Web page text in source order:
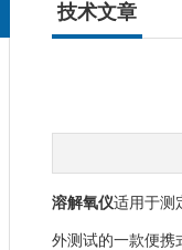
技术文章
溶解氧仪适用于测
外测试的一款便携